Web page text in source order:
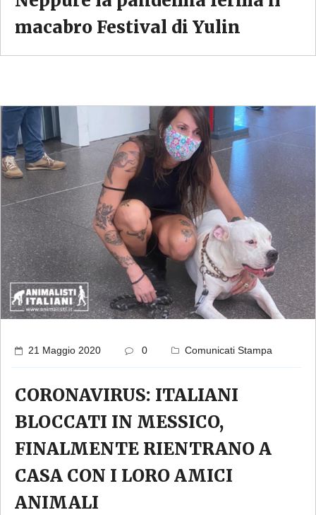
macabro Festival di Yulin
21 Maggio 2020 0 Comunicati Stampa
CORONAVIRUS: ITALIANI
BLOCCATI IN MESSICO,
FINALMENTE RIENTRANO A
CASA CON I LORO AMICI
ANIMALI